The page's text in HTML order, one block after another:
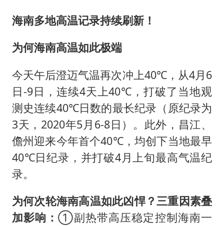
海南多地高温记录持续刷新！
为何海南高温如此极端
今天午后澄迈气温再次冲上40℃，从4月6
日-9日，连续4天上40℃，打破了当地观
测史连续40℃日数的最长纪录（原纪录为
3天，2020年5月6-8日）。此外，昌江、
儋州迎来今年首个40℃，均创下当地最早
40℃日纪录，并打破4月上旬最高气温纪
录。
为何次轮海南高温如此凶悍？三重因素叠
加影响：①副热带高压稳定控制海南一